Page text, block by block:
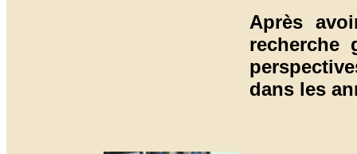
Après
recherche
dans les